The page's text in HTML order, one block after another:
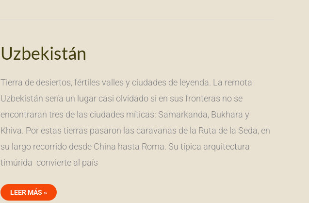
Uzbekistán
Tierra de desiertos, fértiles valles y ciudades de leyenda. La remota
Uzbekistán sería un lugar casi olvidado si en sus fronteras no se
encontraran tres de las ciudades míticas: Samarkanda, Bukhara y
Khiva. Por estas tierras pasaron las caravanas de la Ruta de la Seda, en
su largo recorrido desde China hasta Roma. Su típica arquitectura
timúrida convierte al país
LEER MÁS »